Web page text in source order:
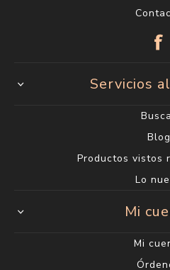
Servicios
Blog
Productos vistos
Lo
Mi
Mi